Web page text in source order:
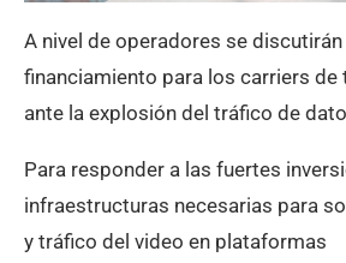
A nivel de operadores se
financiamiento para los carriers de
ante la explosión del tráfico de
Para responder a las fuertes
infraestructuras necesarias para
y tráfico del video en plataformas